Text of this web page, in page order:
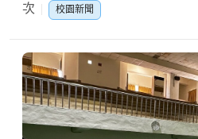
次
校園新聞